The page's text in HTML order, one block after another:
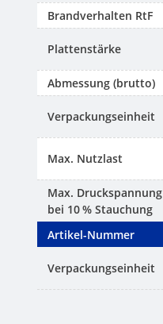
Brandverhalten RtF
Plattenstärke
Abmessung (brutto)
Verpackungseinheit
Max. Nutzlast
Max. Druckspannung
bei 10 % Stauchung
Artikel-Nummer
Verpackungseinheit